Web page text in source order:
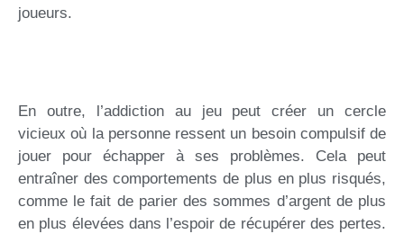
joueurs.
En outre, l’addiction au jeu peut créer un cercle
vicieux où la personne ressent un besoin compulsif de
jouer pour échapper à ses problèmes. Cela peut
entraîner des comportements de plus en plus risqués,
comme le fait de parier des sommes d’argent de plus
en plus élevées dans l’espoir de récupérer des pertes.